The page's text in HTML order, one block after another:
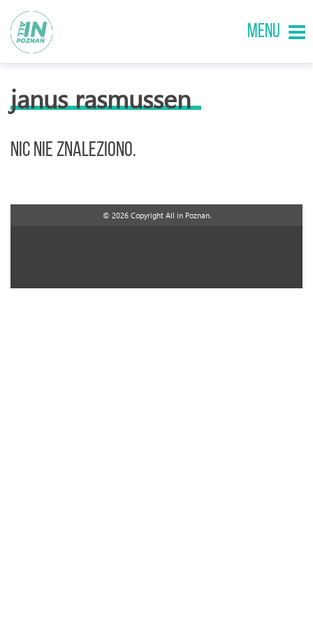
MENU
janus rasmussen
Nic nie znaleziono.
© 2026 Copyright All in Poznan.